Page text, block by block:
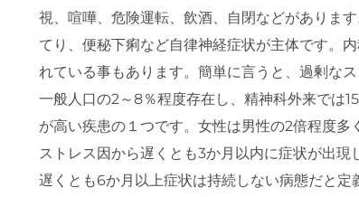
視、喧嘩、危険運転、飲酒、自閉などがありま
てり、便秘下痢など自律神経症状が主体です。
れている事もあります。簡単に言うと、過剰な
一般人口の2～8％程度存在し、精神科外来では
が高い疾患の１つです。女性は男性の2倍程度多
ストレス因から遅くとも3か月以内に症状が出現
遅くとも6か月以上症状は持続しない病態だと